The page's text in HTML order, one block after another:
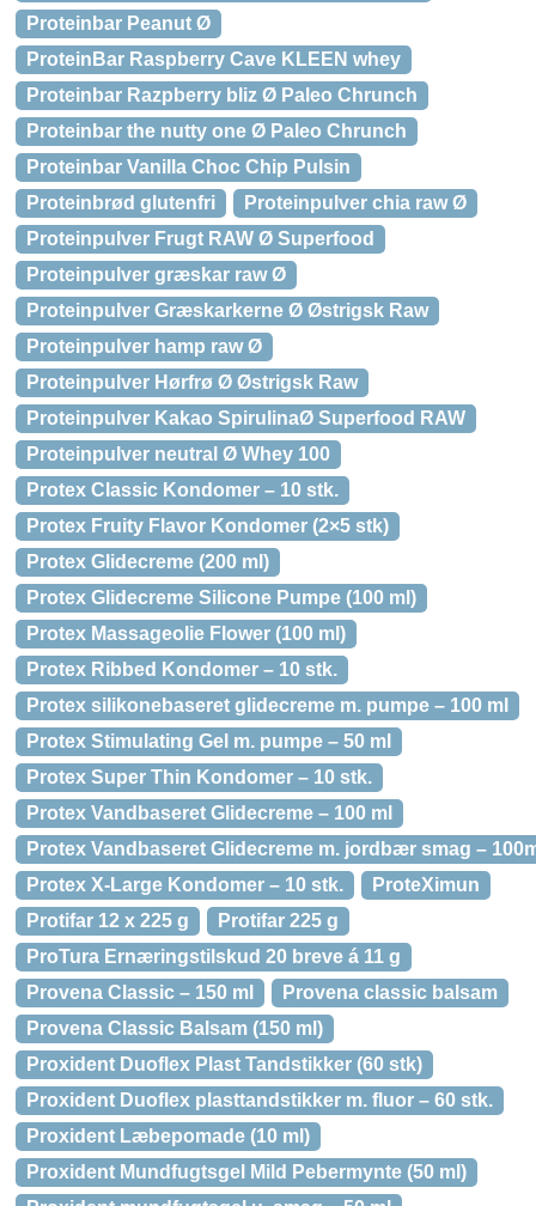
Proteinbar Peanut Ø
ProteinBar Raspberry Cave KLEEN whey
Proteinbar Razpberry bliz Ø Paleo Chrunch
Proteinbar the nutty one Ø Paleo Chrunch
Proteinbar Vanilla Choc Chip Pulsin
Proteinbrød glutenfri
Proteinpulver chia raw Ø
Proteinpulver Frugt RAW Ø Superfood
Proteinpulver græskar raw Ø
Proteinpulver Græskarkerne Ø Østrigsk Raw
Proteinpulver hamp raw Ø
Proteinpulver Hørfrø Ø Østrigsk Raw
Proteinpulver Kakao SpirulinaØ Superfood RAW
Proteinpulver neutral Ø Whey 100
Protex Classic Kondomer – 10 stk.
Protex Fruity Flavor Kondomer (2×5 stk)
Protex Glidecreme (200 ml)
Protex Glidecreme Silicone Pumpe (100 ml)
Protex Massageolie Flower (100 ml)
Protex Ribbed Kondomer – 10 stk.
Protex silikonebaseret glidecreme m. pumpe – 100 ml
Protex Stimulating Gel m. pumpe – 50 ml
Protex Super Thin Kondomer – 10 stk.
Protex Vandbaseret Glidecreme – 100 ml
Protex Vandbaseret Glidecreme m. jordbær smag –
Protex X-Large Kondomer – 10 stk.
ProteXimun
Protifar 12 x 225 g
Protifar 225 g
ProTura Ernæringstilskud 20 breve á 11 g
Provena Classic – 150 ml
Provena classic balsam
Provena Classic Balsam (150 ml)
Proxident Duoflex Plast Tandstikker (60 stk)
Proxident Duoflex plasttandstikker m. fluor – 60 stk.
Proxident Læbepomade (10 ml)
Proxident Mundfugtsgel Mild Pebermynte (50 ml)